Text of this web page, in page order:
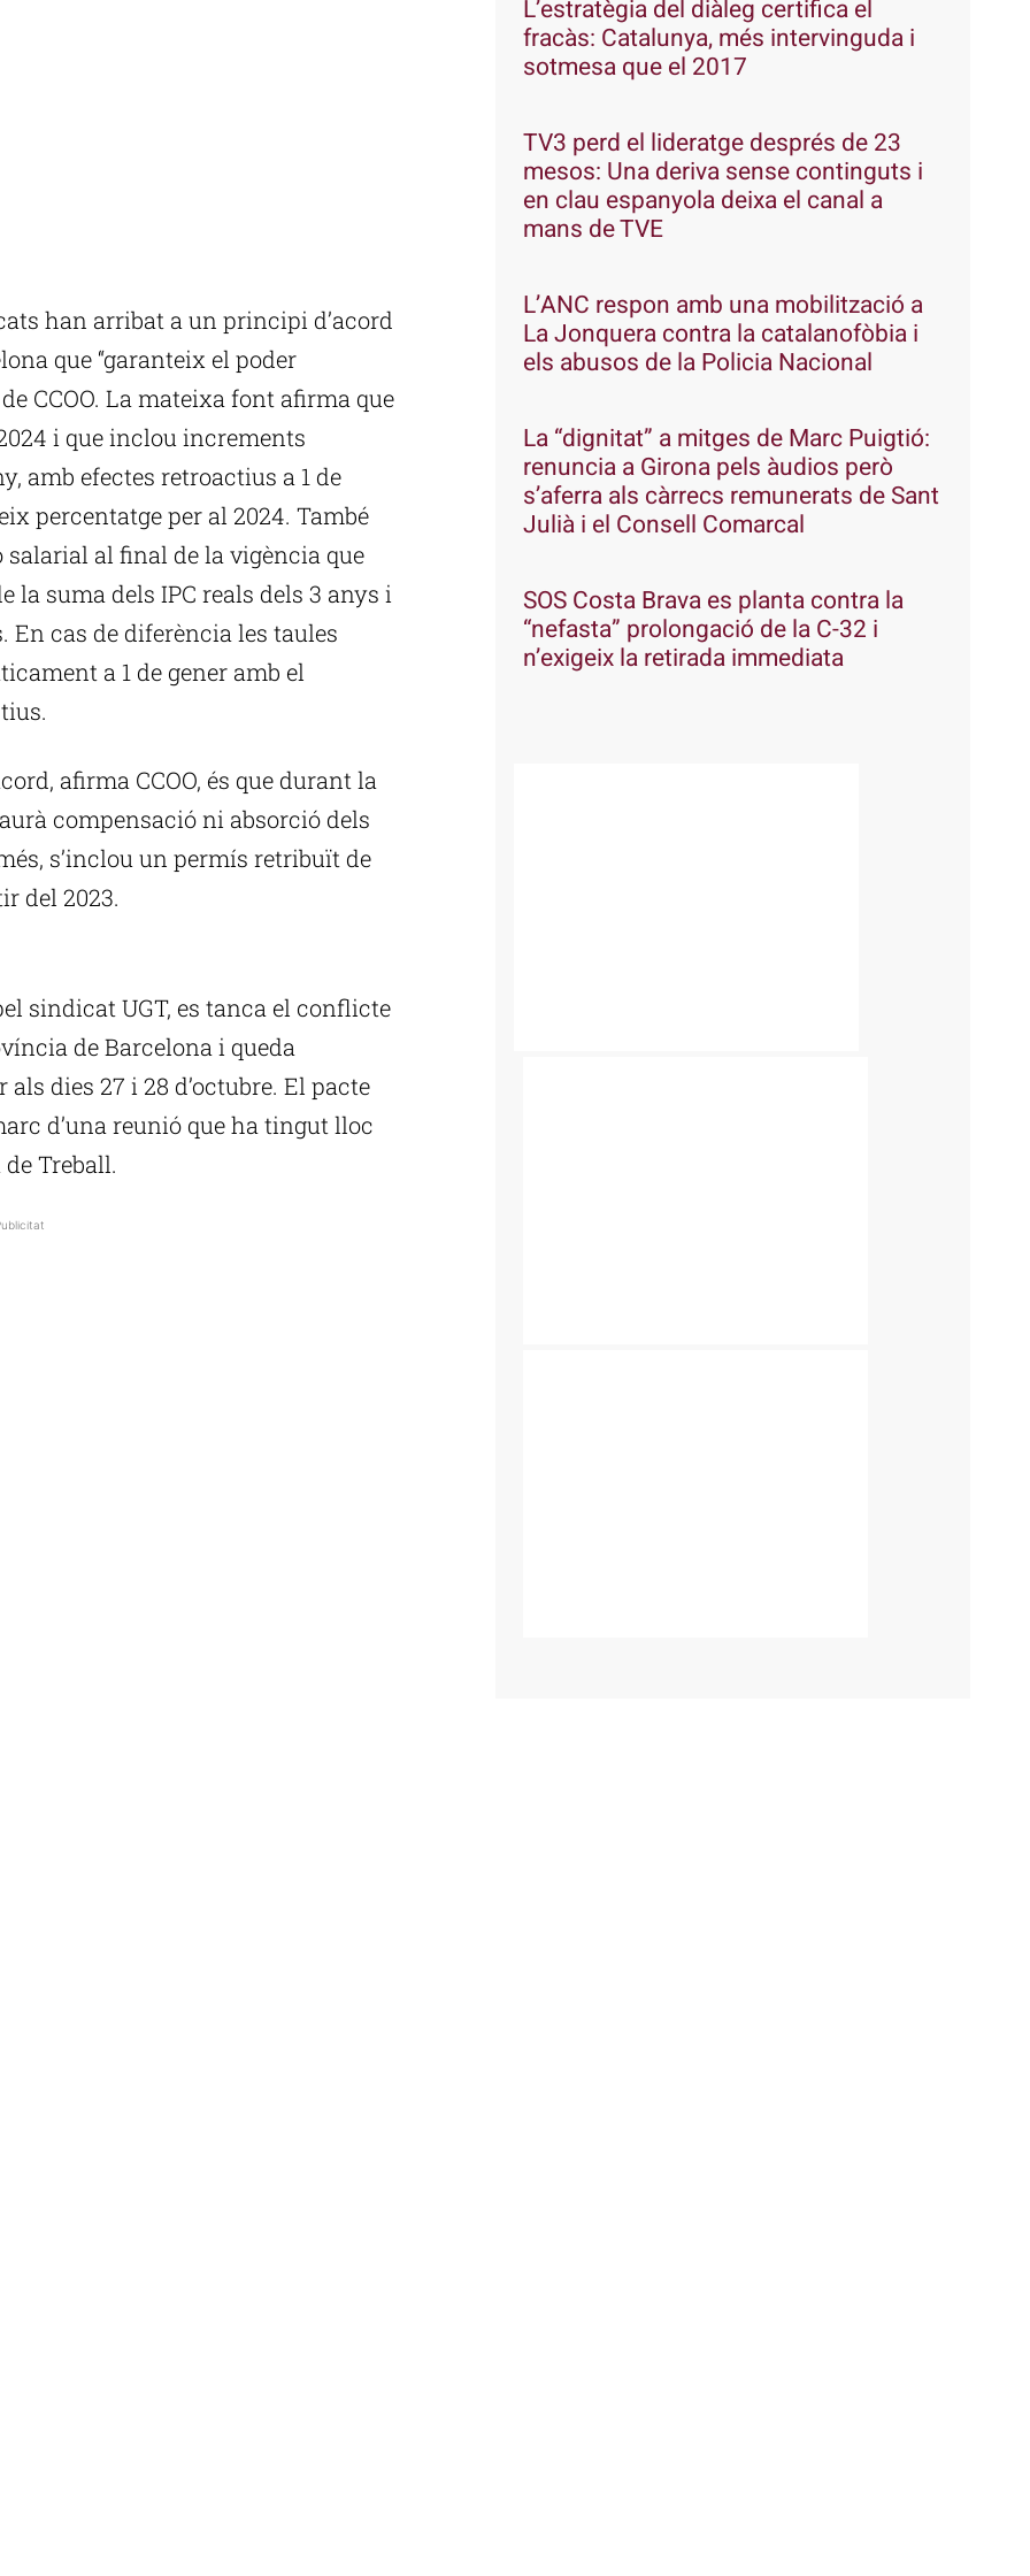
han arribat a un principi d’acord
que “garanteix el poder
CCOO. La mateixa font afirma que
i que inclou increments
amb efectes retroactius a 1 de
percentatge per al 2024. També
salarial al final de la vigència que
la suma dels IPC reals dels 3 anys i
cas de diferència les taules
a 1 de gener amb el
afirma CCOO, és que durant la
compensació ni absorció dels
s’inclou un permís retribuït de
del 2023.
sindicat UGT, es tanca el conflicte
de Barcelona i queda
dies 27 i 28 d’octubre. El pacte
d’una reunió que ha tingut lloc
Treball.
L’estratègia del diàleg certifica el
fracàs: Catalunya, més intervinguda i
sotmesa que el 2017
TV3 perd el lideratge després de 23
mesos: Una deriva sense continguts i
en clau espanyola deixa el canal a
mans de TVE
L’ANC respon amb una mobilització a
La Jonquera contra la catalanofòbia i
els abusos de la Policia Nacional
La “dignitat” a mitges de Marc Puigtió:
renuncia a Girona pels àudios però
s’aferra als càrrecs remunerats de Sant
Julià i el Consell Comarcal
SOS Costa Brava es planta contra la
“nefasta” prolongació de la C-32 i
n’exigeix la retirada immediata